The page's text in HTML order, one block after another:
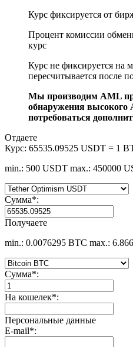
Курс фиксируется от
Процент комиссии
курс
Курс не фиксируется на
пересчитывается после
Мы производим AML
обнаружения высокого
потребоваться
Отдаете
Курс: 65535.09525 USDT = 1
min.: 500 USDT max.: 450000
Сумма*:
Получаете
min.: 0.0076295 BTC max.:
Сумма*:
На кошелек*:
Персональные данные
E-mail*: